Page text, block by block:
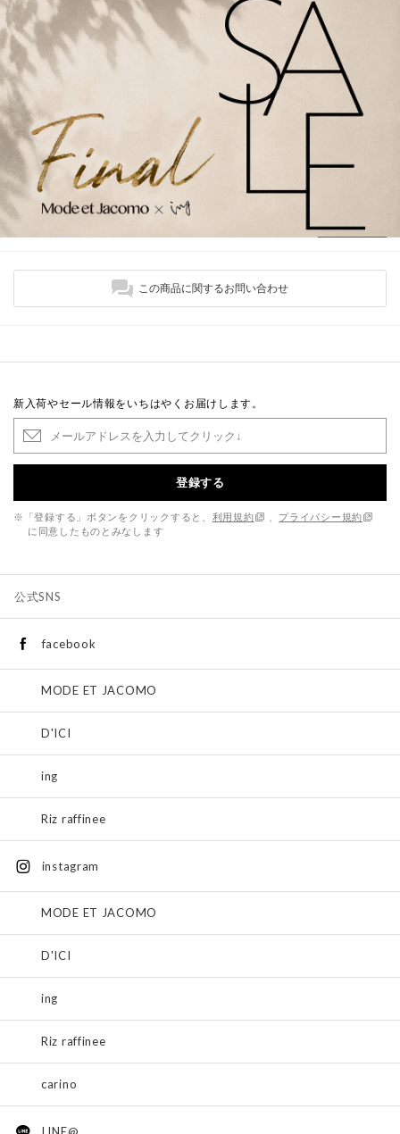
この商品に関するお問い合わせ
新入荷やセール情報をいちはやくお届けします。
登録する
※「登録する」ボタンをクリックすると、 利用規約
プライバシー規約
に同意したものとみなします
公式SNS
facebook
MODE ET JACOMO
D'ICI
ing
Riz raffinee
instagram
MODE ET JACOMO
D'ICI
ing
Riz raffinee
carino
LINE@